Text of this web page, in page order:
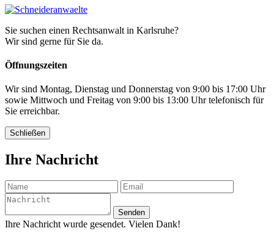
Sie suchen einen Rechtsanwalt in Karlsruhe?
Wir sind gerne für Sie da.
Öffnungszeiten
Wir sind Montag, Dienstag und Donnerstag von 9:00 bis 17:00 Uhr
sowie Mittwoch und Freitag von 9:00 bis 13:00 Uhr telefonisch für
Sie erreichbar.
Schließen
Ihre Nachricht
Senden
Ihre Nachricht wurde gesendet. Vielen Dank!